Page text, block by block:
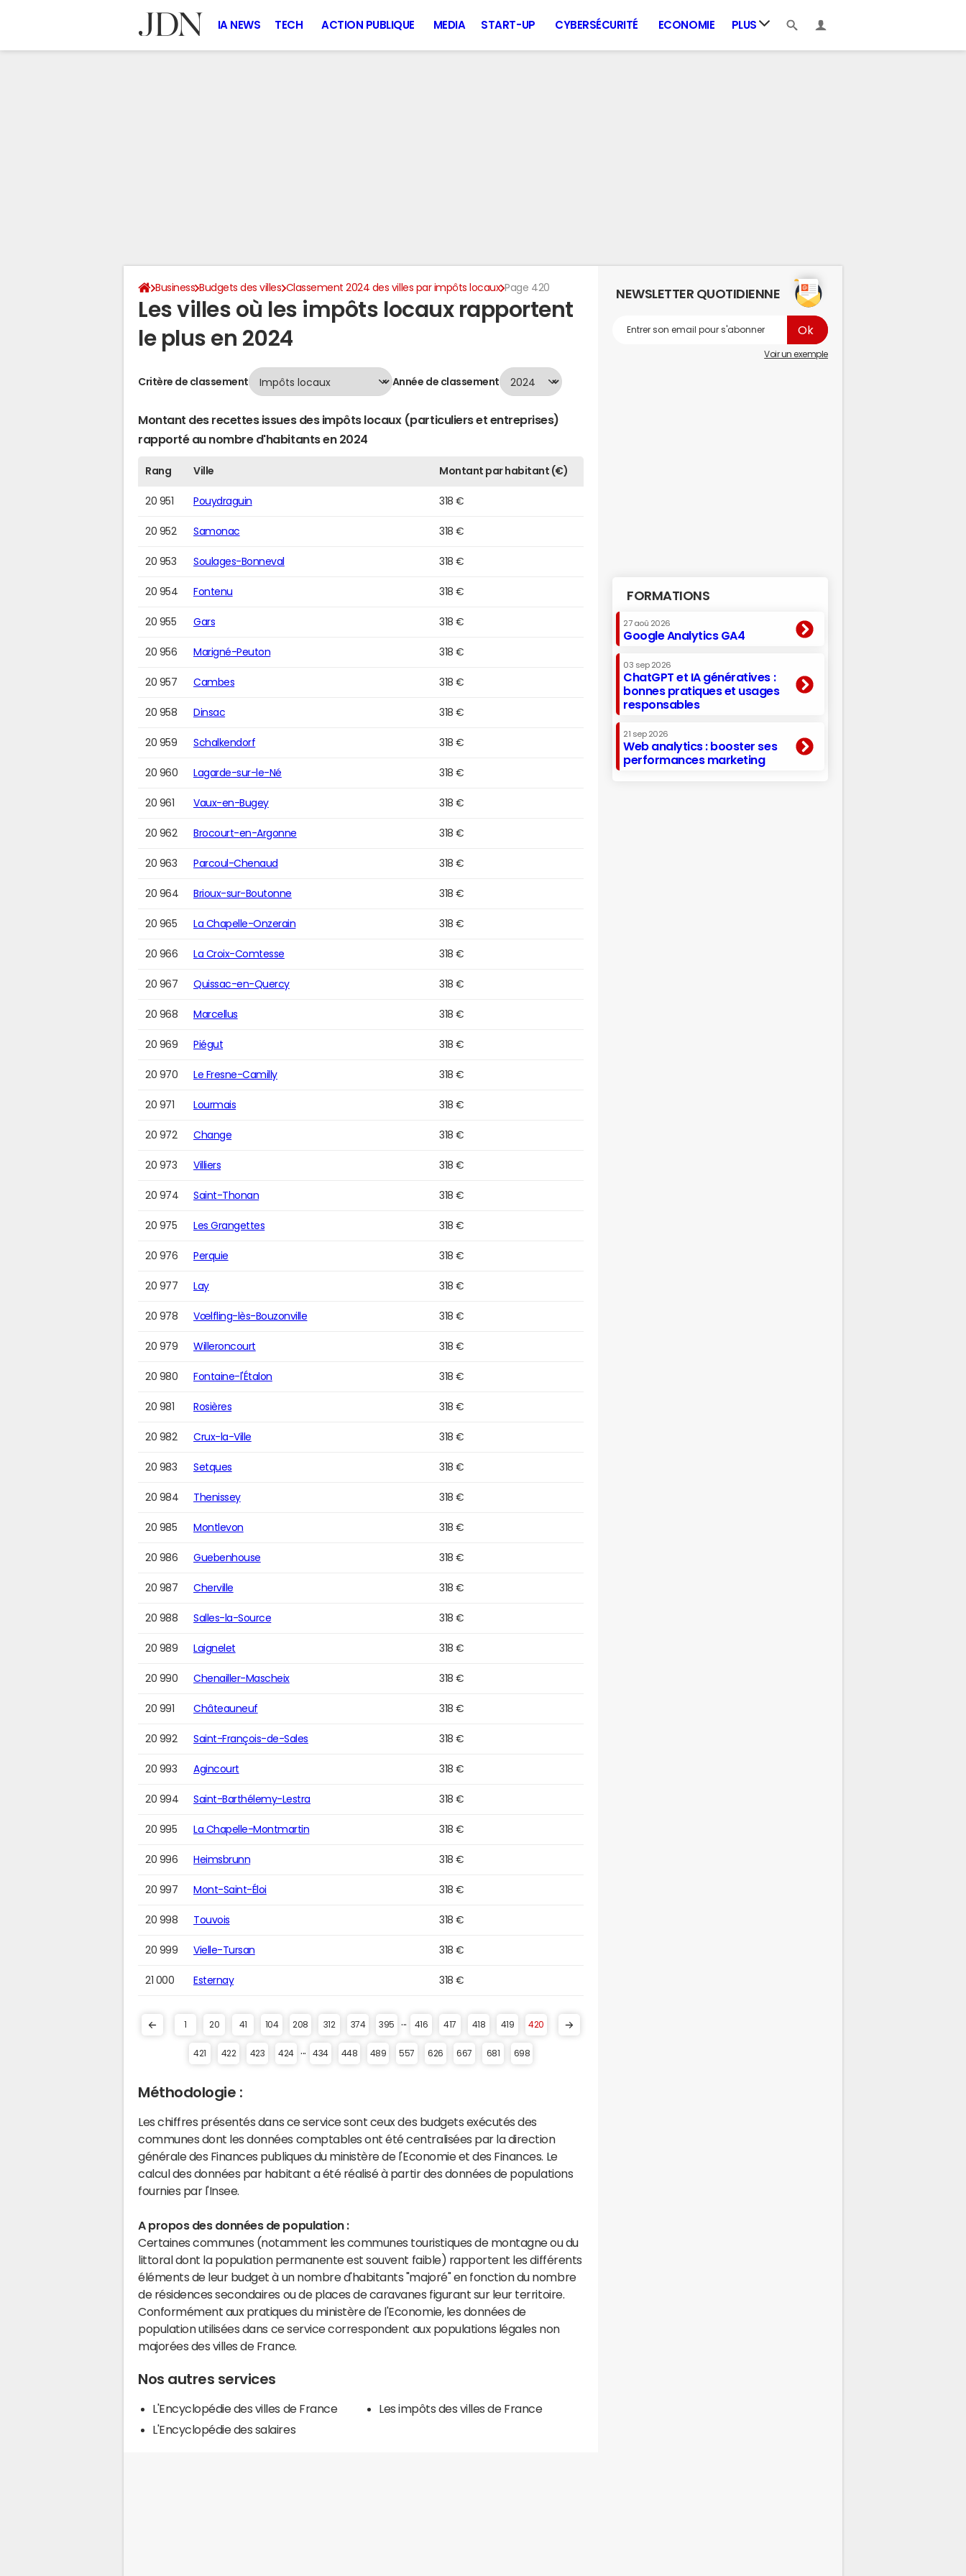
IA NEWS TECH ACTION PUBLIQUE MEDIA START-UP CYBERSÉCURITÉ ECONOMIE PLUS
Business Budgets des villes Classement 2024 des villes par impôts locaux Page 420
Les villes où les impôts locaux rapportent
le plus en 2024
Critère de classement Année de classement
Montant des recettes issues des impôts locaux (particuliers et entreprises)
rapporté au nombre d'habitants en 2024
Rang Ville Montant par habitant (€)
20 951 Pouydraguin 318 €
20 952 Samonac 318 €
20 953 Soulages-Bonneval 318 €
20 954 Fontenu 318 €
20 955 Gars 318 €
20 956 Marigné-Peuton 318 €
20 957 Cambes 318 €
20 958 Dinsac 318 €
20 959 Schalkendorf 318 €
20 960 Lagarde-sur-le-Né 318 €
20 961 Vaux-en-Bugey 318 €
20 962 Brocourt-en-Argonne 318 €
20 963 Parcoul-Chenaud 318 €
20 964 Brioux-sur-Boutonne 318 €
20 965 La Chapelle-Onzerain 318 €
20 966 La Croix-Comtesse 318 €
20 967 Quissac-en-Quercy 318 €
20 968 Marcellus 318 €
20 969 Piégut 318 €
20 970 Le Fresne-Camilly 318 €
20 971 Lourmais 318 €
20 972 Change 318 €
20 973 Villiers 318 €
20 974 Saint-Thonan 318 €
20 975 Les Grangettes 318 €
20 976 Perquie 318 €
20 977 Lay 318 €
20 978 Vœlfling-lès-Bouzonville 318 €
20 979 Willeroncourt 318 €
20 980 Fontaine-l'Étalon 318 €
20 981 Rosières 318 €
20 982 Crux-la-Ville 318 €
20 983 Setques 318 €
20 984 Thenissey 318 €
20 985 Montlevon 318 €
20 986 Guebenhouse 318 €
20 987 Cherville 318 €
20 988 Salles-la-Source 318 €
20 989 Laignelet 318 €
20 990 Chenailler-Mascheix 318 €
20 991 Châteauneuf 318 €
20 992 Saint-François-de-Sales 318 €
20 993 Agincourt 318 €
20 994 Saint-Barthélemy-Lestra 318 €
20 995 La Chapelle-Montmartin 318 €
20 996 Heimsbrunn 318 €
20 997 Mont-Saint-Éloi 318 €
20 998 Touvois 318 €
20 999 Vielle-Tursan 318 €
21 000 Esternay 318 €
1 20 41 104 208 312 374 395 416 417 418 419 420
421 422 423 424 434 448 489 557 626 667 681 698
Méthodologie :
Les chiffres présentés dans ce service sont ceux des budgets exécutés des
communes dont les données comptables ont été centralisées par la direction
générale des Finances publiques du ministère de l'Economie et des Finances. Le
calcul des données par habitant a été réalisé à partir des données de populations
fournies par l'Insee.
A propos des données de population :
Certaines communes (notamment les communes touristiques de montagne ou du
littoral dont la population permanente est souvent faible) rapportent les différents
éléments de leur budget à un nombre d'habitants "majoré" en fonction du nombre
de résidences secondaires ou de places de caravanes figurant sur leur territoire.
Conformément aux pratiques du ministère de l'Economie, les données de
population utilisées dans ce service correspondent aux populations légales non
majorées des villes de France.
Nos autres services
L'Encyclopédie des villes de France
L'Encyclopédie des salaires
Les impôts des villes de France
NEWSLETTER QUOTIDIENNE
Voir un exemple
FORMATIONS
27 aoû 2026
Google Analytics GA4
03 sep 2026
ChatGPT et IA génératives :
bonnes pratiques et usages
responsables
21 sep 2026
Web analytics : booster ses
performances marketing